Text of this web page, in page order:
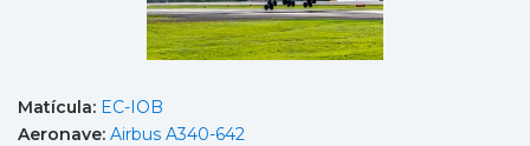
Matícula: EC-IOB
Aeronave: Airbus A340-642